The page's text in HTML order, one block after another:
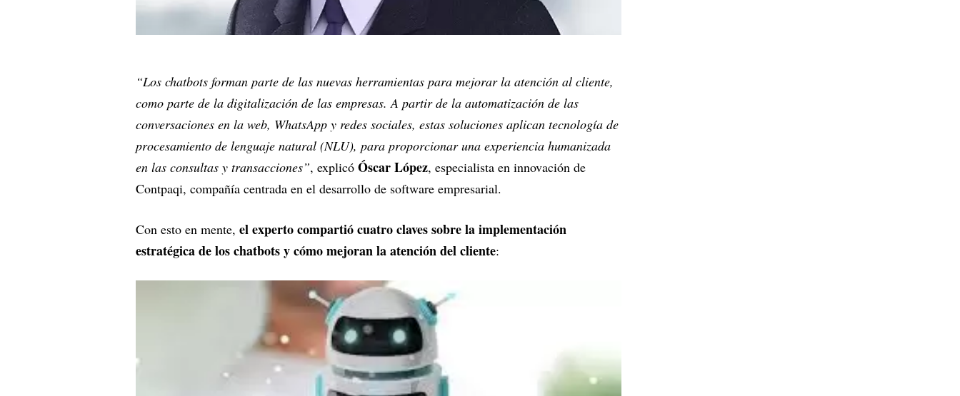
“Los chatbots forman parte de las nuevas herramientas para mejorar la atención al cliente,
como parte de la digitalización de las empresas. A partir de la automatización de las
conversaciones en la web, WhatsApp y redes sociales, estas soluciones aplican tecnología de
procesamiento de lenguaje natural (NLU), para proporcionar una experiencia humanizada
en las consultas y transacciones”, explicó Óscar López, especialista en innovación de
Contpaqi, compañía centrada en el desarrollo de software empresarial.
Con esto en mente, el experto compartió cuatro claves sobre la implementación
estratégica de los chatbots y cómo mejoran la atención del cliente: